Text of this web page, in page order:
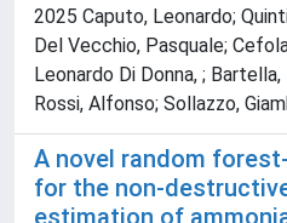
2025 Caputo, Leonardo;
Del Vecchio, Pasquale;
Leonardo Di Donna, ;
Rossi, Alfonso; Sollazzo,
A novel random
for the non-